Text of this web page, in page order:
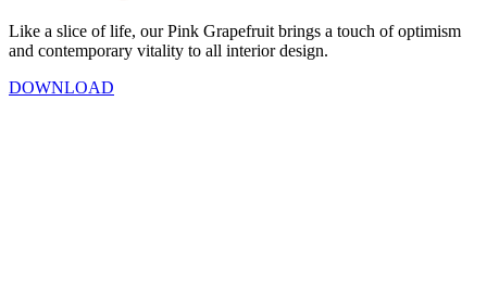
Like a slice of life, our Pink Grapefruit brings a touch of optimism
and contemporary vitality to all interior design.
DOWNLOAD